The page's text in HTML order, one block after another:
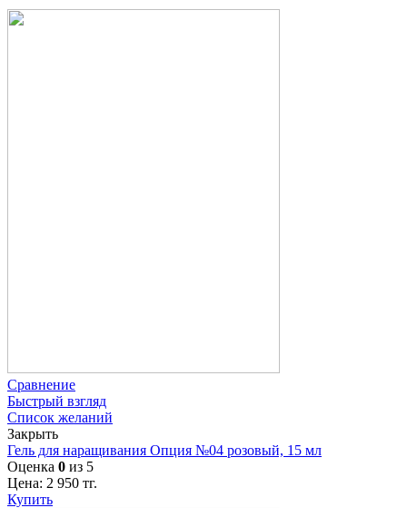
Сравнение
Быстрый взгляд
Список желаний
Закрыть
Гель для наращивания Опция №04 розовый, 15 мл
Оценка 0 из 5
Цена: 2 950 тг.
Купить